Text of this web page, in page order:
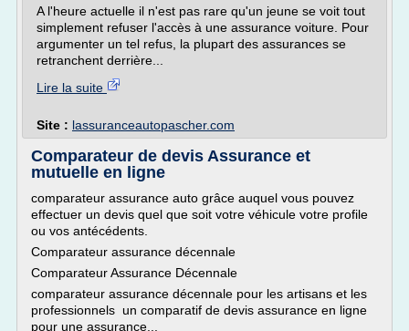
A l'heure actuelle il n'est pas rare qu'un jeune se voit tout
simplement refuser l'accès à une assurance voiture. Pour
argumenter un tel refus, la plupart des assurances se
retranchent derrière...
Lire la suite
Site : lassuranceautopascher.com
Comparateur de devis Assurance et
mutuelle en ligne
comparateur assurance auto grâce auquel vous pouvez
effectuer un devis quel que soit votre véhicule votre profile
ou vos antécédents.
Comparateur assurance décennale
Comparateur Assurance Décennale
comparateur assurance décennale pour les artisans et les
professionnels un comparatif de devis assurance en ligne
pour une assurance...